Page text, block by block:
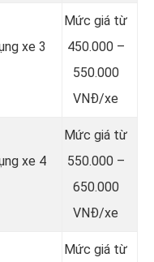
xe 3
Mức giá từ
450.000 –
550.000
VNĐ/xe
xe 4
Mức giá từ
550.000 –
650.000
VNĐ/xe
Mức giá từ